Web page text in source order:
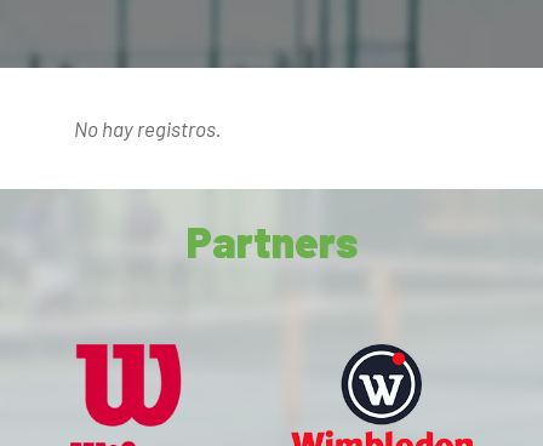
No hay registros.
Partners